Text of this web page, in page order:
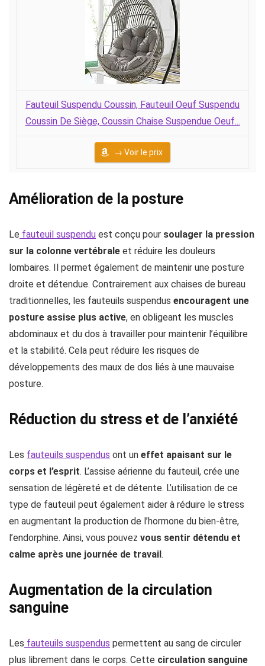
Fauteuil Suspendu Coussin, Fauteuil Oeuf Suspendu
Coussin De Siège, Coussin Chaise Suspendue Oeuf...
→ Voir le prix
Amélioration de la posture
Le fauteuil suspendu est conçu pour soulager la pression
sur la colonne vertébrale et réduire les douleurs
lombaires. Il permet également de maintenir une posture
droite et détendue. Contrairement aux chaises de bureau
traditionnelles, les fauteuils suspendus encouragent une
posture assise plus active, en obligeant les muscles
abdominaux et du dos à travailler pour maintenir l’équilibre
et la stabilité. Cela peut réduire les risques de
développements des maux de dos liés à une mauvaise
posture.
Réduction du stress et de l’anxiété
Les fauteuils suspendus ont un effet apaisant sur le
corps et l’esprit. L’assise aérienne du fauteuil, crée une
sensation de légèreté et de détente. L’utilisation de ce
type de fauteuil peut également aider à réduire le stress
en augmentant la production de l’hormone du bien-être,
l’endorphine. Ainsi, vous pouvez vous sentir détendu et
calme après une journée de travail.
Augmentation de la circulation
sanguine
Les fauteuils suspendus permettent au sang de circuler
plus librement dans le corps. Cette circulation sanguine